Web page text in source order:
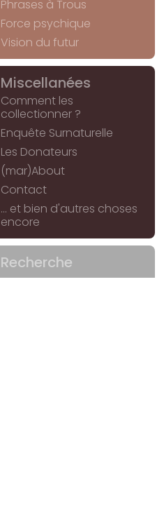
Phrases à Trous
Force psychique
Vision du futur
Miscellanées
Comment les
collectionner ?
Enquête Surnaturelle
Les Donateurs
(mar)About
Contact
... et bien d'autres choses
encore
Recherche